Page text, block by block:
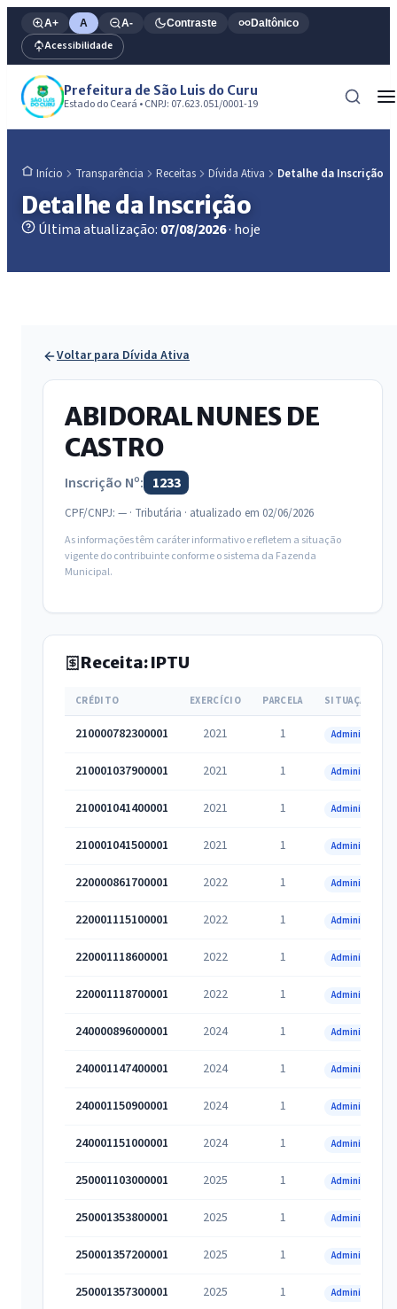
A+ A A- Contraste Daltônico
Acessibilidade
Prefeitura de São Luis do Curu
Estado do Ceará • CNPJ: 07.623.051/0001-19
Início Transparência Receitas Dívida Ativa Detalhe da Inscrição
Detalhe da Inscrição
Última atualização: 07/08/2026· hoje
Voltar para Dívida Ativa
ABIDORAL NUNES DE
CASTRO
Inscrição Nº: 1233
CPF/CNPJ: — · Tributária · atualizado em 02/06/2026
As informações têm caráter informativo e refletem a situação
vigente do contribuinte conforme o sistema da Fazenda
Municipal.
Receita: IPTU
CRÉDITO EXERCÍCIO PARCELA SITUAÇÃO
210000782300001 2021 1 Administrativa
210001037900001 2021 1 Administrativa
210001041400001 2021 1 Administrativa
210001041500001 2021 1 Administrativa
220000861700001 2022 1 Administrativa
220001115100001 2022 1 Administrativa
220001118600001 2022 1 Administrativa
220001118700001 2022 1 Administrativa
240000896000001 2024 1 Administrativa
240001147400001 2024 1 Administrativa
240001150900001 2024 1 Administrativa
240001151000001 2024 1 Administrativa
250001103000001 2025 1 Administrativa
250001353800001 2025 1 Administrativa
250001357200001 2025 1 Administrativa
250001357300001 2025 1 Administrativa